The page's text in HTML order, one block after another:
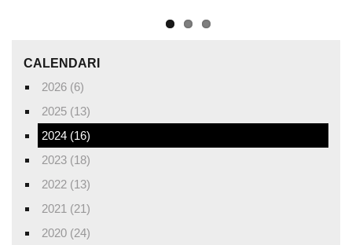
CALENDARI
2026 (6)
2025 (13)
2024 (16)
2023 (18)
2022 (13)
2021 (21)
2020 (24)